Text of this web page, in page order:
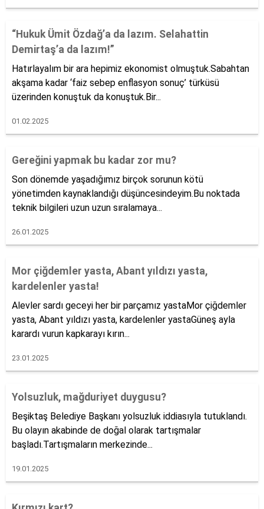
“Hukuk Ümit Özdağ’a da lazım. Selahattin
Demirtaş’a da lazım!”
Hatırlayalım bir ara hepimiz ekonomist olmuştuk.Sabahtan
akşama kadar ‘faiz sebep enflasyon sonuç’ türküsü
üzerinden konuştuk da konuştuk.Bir...
01.02.2025
Gereğini yapmak bu kadar zor mu?
Son dönemde yaşadığımız birçok sorunun kötü
yönetimden kaynaklandığı düşüncesindeyim.Bu noktada
teknik bilgileri uzun uzun sıralamaya...
26.01.2025
Mor çiğdemler yasta, Abant yıldızı yasta,
kardelenler yasta!
Alevler sardı geceyi her bir parçamız yastaMor çiğdemler
yasta, Abant yıldızı yasta, kardelenler yastaGüneş ayla
karardı vurun kapkarayı kırın...
23.01.2025
Yolsuzluk, mağduriyet duygusu?
Beşiktaş Belediye Başkanı yolsuzluk iddiasıyla tutuklandı.
Bu olayın akabinde de doğal olarak tartışmalar
başladı.Tartışmaların merkezinde...
19.01.2025